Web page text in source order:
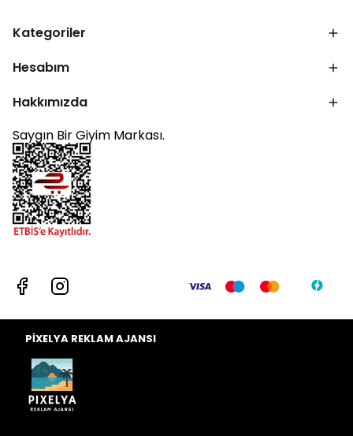
Kategoriler
Hesabım
Hakkımızda
Saygın Bir Giyim Markası.
PİXELYA REKLAM AJANSI